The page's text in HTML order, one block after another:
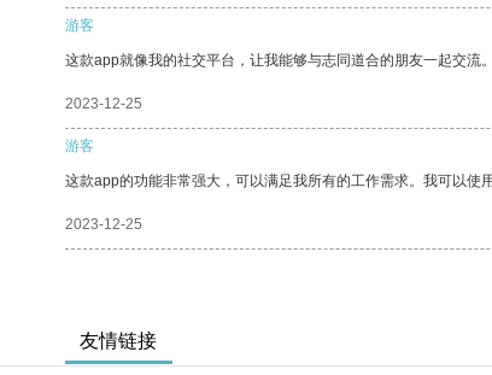
游客
这款app就像我的社交平台，让我能够与志同道合的朋友一起交流。
2023-12-25
游客
这款app的功能非常强大，可以满足我所有的工作需求。我可以使
2023-12-25
友情链接